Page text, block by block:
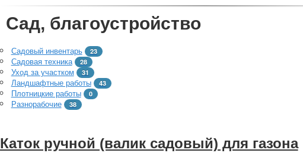
Сад, благоустройство
Садовый инвентарь 23
Садовая техника 28
Уход за участком 31
Ландшафтные работы 43
Плотницкие работы 0
Разнорабочие 38
Каток ручной (валик садовый) для газона